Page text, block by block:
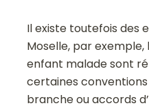
Il existe toutefois des
Moselle, par exemple,
enfant malade sont
certaines
branche ou accords